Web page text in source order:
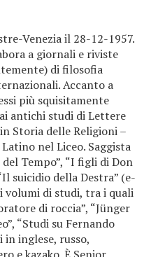
Venezia il 28-12-1957.
a giornali e riviste
di filosofia
Accanto a
più squisitamente
antichi studi di Lettere
Storia delle Religioni –
nel Liceo. Saggista
Tempo”, “I figli di Don
suicidio della Destra” (e-
volumi di studi, tra i quali
di roccia”, “Jünger
“Studi su Fernando
in inglese, russo,